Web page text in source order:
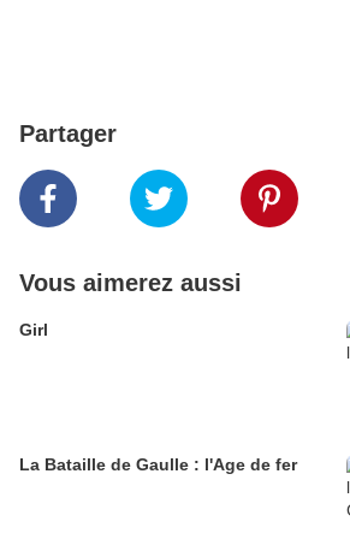
Partager
Vous aimerez aussi
Girl
La Bataille de Gaulle : l'Age de fer